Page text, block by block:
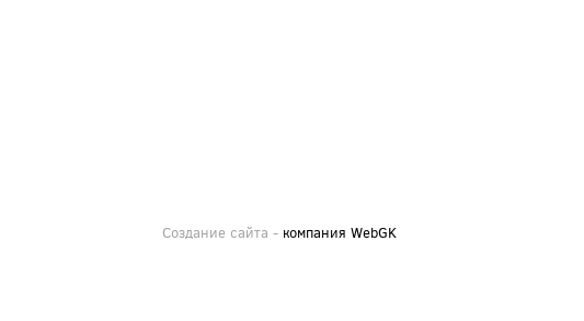
Создание сайта - компания WebGK